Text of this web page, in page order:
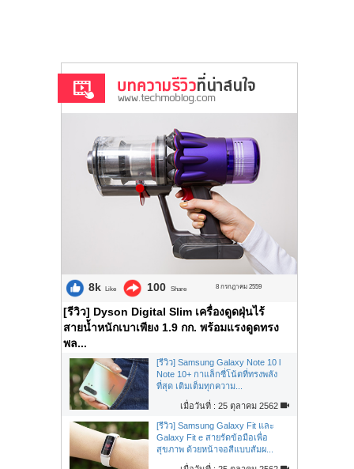
8k Like 100 Share 8 กรกฎาคม 2559
[รีวิว] Dyson Digital Slim เครื่องดูดฝุ่นไร้
สายน้ำหนักเบาเพียง 1.9 กก. พร้อมแรงดูดทรง
พล...
[รีวิว] Samsung Galaxy Note 10 l
Note 10+ กาแล็กซี่โน้ตที่ทรงพลัง
ที่สุด เติมเต็มทุกความ...
เมื่อวันที่ : 25 ตุลาคม 2562
[รีวิว] Samsung Galaxy Fit และ
Galaxy Fit e สายรัดข้อมือเพื่อ
สุขภาพ ด้วยหน้าจอสีแบบสัมผ...